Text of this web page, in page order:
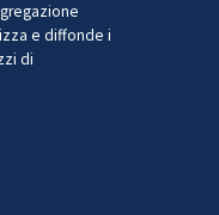
e diffonde i
di